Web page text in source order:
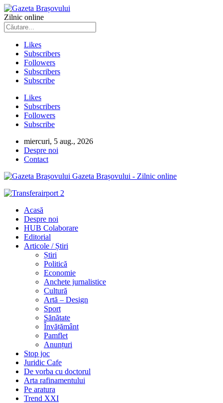
Zilnic online
Likes
Subscribers
Followers
Subscribers
Subscribe
Likes
Subscribers
Followers
Subscribe
miercuri, 5 aug., 2026
Despre noi
Contact
Gazeta Brașovului - Zilnic online
Acasă
Despre noi
HUB Colaborare
Editorial
Articole / Știri
Știri
Politică
Economie
Anchete jurnalistice
Cultură
Artă – Design
Sport
Sănătate
Învățământ
Pamflet
Anunțuri
Stop joc
Juridic Cafe
De vorba cu doctorul
Arta rafinamentului
Pe aratura
Trend XXI